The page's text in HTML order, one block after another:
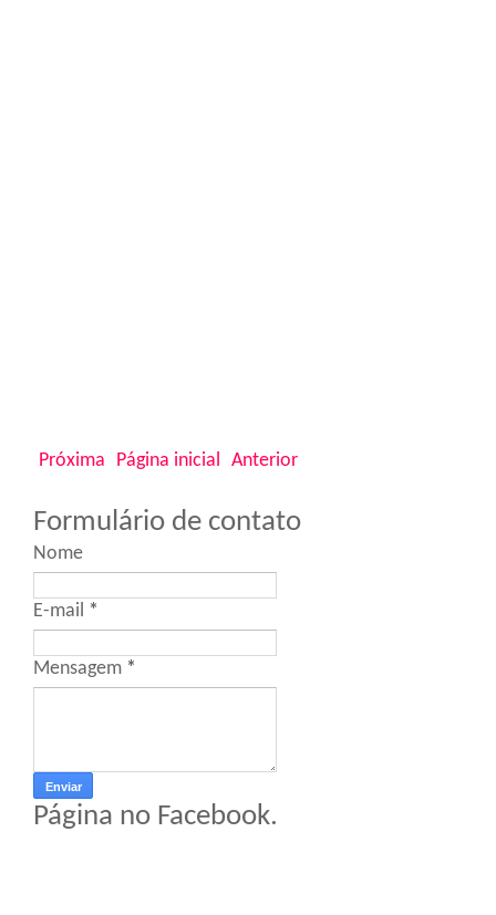
Próxima Anterior
Página inicial
Formulário de contato
Nome
E-mail *
Mensagem *
Página no Facebook.